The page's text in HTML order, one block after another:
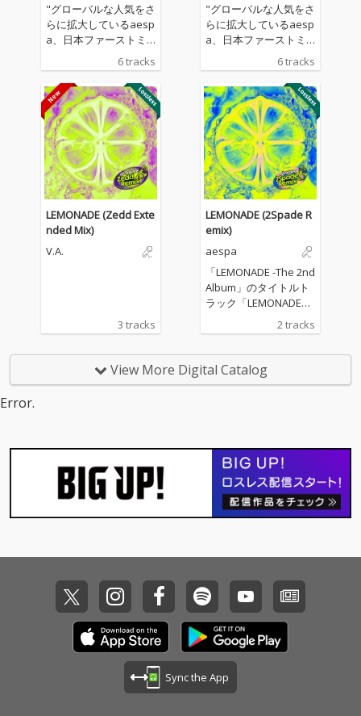
"グローバルな人気をさ
らに拡大しているaesp
a、日本ファーストミ
ニアルバム『KISS N TE
LL』で約2年ぶりとなる
待望の日本カムバッ
ク！同名のリード曲
「KISS N TELL」をはじ
め、全6曲すべてが日
本オリジナル楽曲とい
う豪華な構成。TVアニ
メ『キルアオ』のオー
プニングテーマであ
り、今年のドームツア
ーでの初披露でも大き
な話題を呼んだ「ATTIT
UDE」や、ドラマ『キ
ていた「In Halo」など
望を満たし、この夏を
6 tracks
"グローバルな人気をさ
らに拡大しているaesp
a、日本ファーストミ
ニアルバム『KISS N TE
LL』で約2年ぶりとなる
待望の日本カムバッ
ク！同名のリード曲
「KISS N TELL」をはじ
め、全6曲すべてが日
本オリジナル楽曲とい
う豪華な構成。TVアニ
メ『キルアオ』のオー
プニングテーマであ
り、今年のドームツア
ーでの初披露でも大き
な話題を呼んだ「ATTIT
UDE」や、ドラマ『キ
ンパとおにぎり〜恋す
るふたりは似ていてち
がう〜』の主題歌とし
ていた「In Halo」など
望を満たし、この夏を
6 tracks
LEMONADE (Zedd Exte
nded Mix)
V.A.
3 tracks
LEMONADE (2Spade R
emix)
aespa
「LEMONADE -The 2nd
Album」のタイトルト
ラック「LEMONADE」
を2Spadeがリミック
ス！
2 tracks
View More Digital Catalog
Error.
Sync the App